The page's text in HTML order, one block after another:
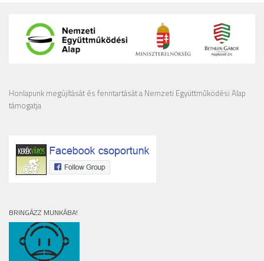
Honlapunk megújítását és fenntartását a Nemzeti Együttműködési Alap
támogatja
BRINGÁZZ MUNKÁBA!